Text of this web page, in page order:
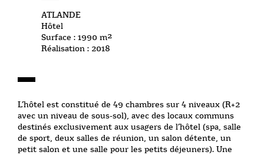
ATLANDE
Hôtel
Surface : 1990 m²
Réalisation : 2018
L’hôtel est constitué de 49 chambres sur 4 niveaux (R+2
avec un niveau de sous-sol), avec des locaux communs
destinés exclusivement aux usagers de l’hôtel (spa, salle
de sport, deux salles de réunion, un salon détente, un
petit salon et une salle pour les petits déjeuners). Une